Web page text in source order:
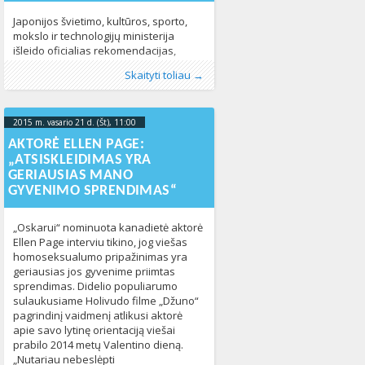
Japonijos švietimo, kultūros, sporto,
mokslo ir technologijų ministerija
išleido oficialias rekomendacijas,
kuriomis švietimo įstaigos
įpareigojamos teikti visapusišką
paramą LGBT* moksleiviams ir
atsižvelgti į specifinius jų poreikius.
Japonijos mokyklose LGBT*
moksleiviai neretai patiria patyčias ir
priekabiavimą. Todėl ekspertai
rekomendavo švietimo institucijoms ir
mokykloms pateikti veiksmingą atsaką
homofobinėms ir transfobinėms
patyčioms bei imtis paauglių
savižudybių prevencijos priemonių.
Skaityti toliau →
Publikavo:Aliona, LGL
Kategorijos:LGBT pasaulyje,Naujienos,
Pasaulyje,Žmogaus teisės443
Žymos:homofobinės patyčios,LGBT*
moksleiviai,lytinė orientacija,patyčių
2015 m. vasario 21 d. (Št), 11:00
AKTORĖ ELLEN PAGE:
„ATSISKLEIDIMAS YRA
GERIAUSIAS MANO
GYVENIMO SPRENDIMAS“
„Oskarui“ nominuota kanadietė aktorė
Ellen Page interviu tikino, jog viešas
homoseksualumo pripažinimas yra
geriausias jos gyvenime priimtas
sprendimas. Didelio populiarumo
sulaukusiame Holivudo filme „Džuno“
pagrindinį vaidmenį atlikusi aktorė
apie savo lytinę orientaciją viešai
prabilo 2014 metų Valentino dieną.
„Nutariau nebeslėpti